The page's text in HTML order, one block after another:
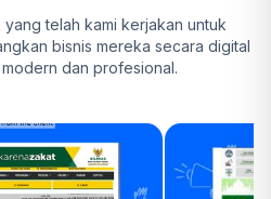
telah kami kerjakan untuk
bisnis mereka secara digital
dan profesional.